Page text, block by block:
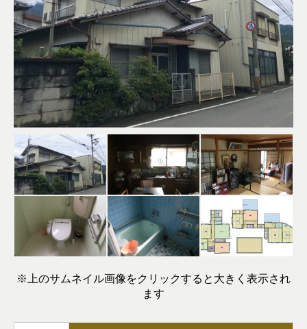
※上のサムネイル画像をクリックすると大きく表示され
ます